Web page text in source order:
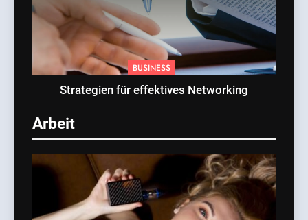
BUSINESS
Strategien für effektives Networking
Arbeit